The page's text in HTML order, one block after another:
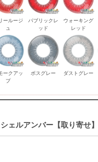
ールージ
ュ
パブリックレ
ッド
ウォーキング
レッド
ークアッ
プ
ボスグレー ダストグレー
ェルアンバー【取り寄せ】